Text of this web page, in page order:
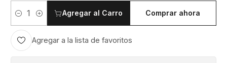
Cantidad
Agregar al Carro Comprar ahora
Agregar a la lista de favoritos